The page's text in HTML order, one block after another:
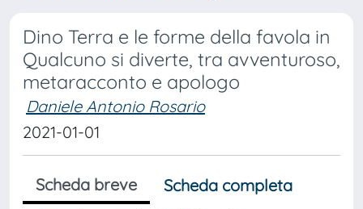
Dino Terra e le forme della favola in
Qualcuno si diverte, tra avventuroso,
metaracconto e apologo
Daniele Antonio Rosario
2021-01-01
Scheda breve
Scheda completa